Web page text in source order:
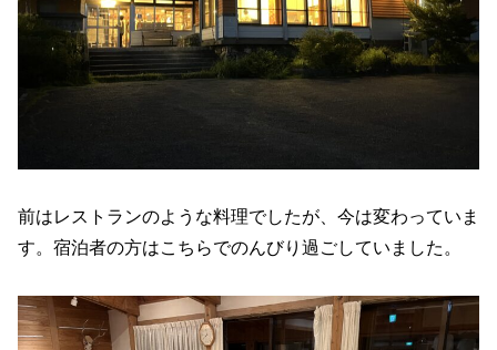
前はレストランのような料理でしたが、今は変わっていま
す。宿泊者の方はこちらでのんびり過ごしていました。